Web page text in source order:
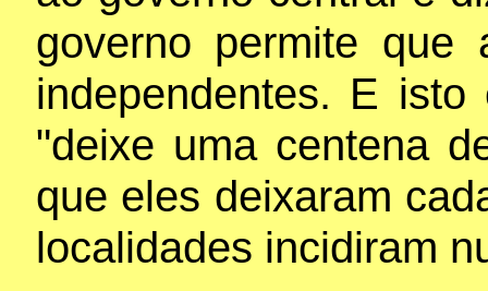
governo permite que
independentes. E
"deixe uma centena
que eles deixaram
localidades incidiram